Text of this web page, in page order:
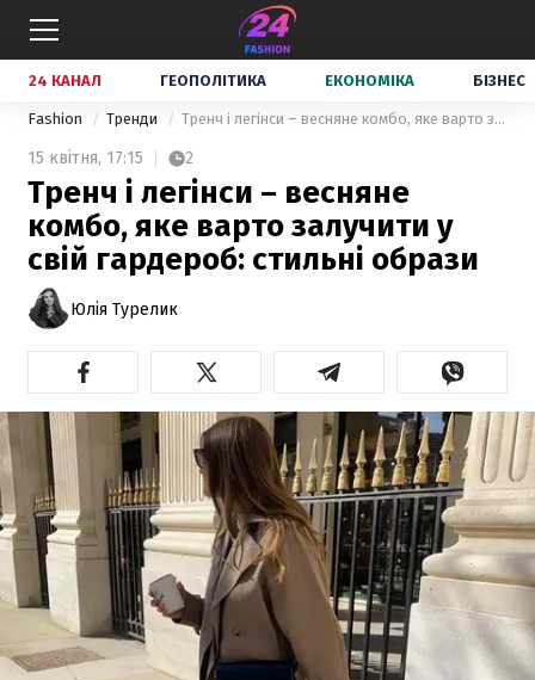
24 КАНАЛ ГЕОПОЛІТИКА ЕКОНОМІКА БІЗНЕС
Fashion Тренди Тренч і легінси – весняне комбо, яке варто залучити у свій гардероб: стильні образи
15 квітня, 17:15 2
Тренч і легінси – весняне
комбо, яке варто залучити у
свій гардероб: стильні образи
Юлія Турелик